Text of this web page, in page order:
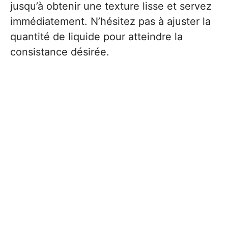
jusqu’à obtenir une texture lisse et servez
immédiatement. N’hésitez pas à ajuster la
quantité de liquide pour atteindre la
consistance désirée.